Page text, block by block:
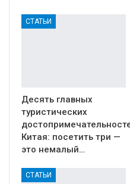
СТАТЬИ
Десять главных
туристических
Китая: посетить три —
это немалый…
СТАТЬИ